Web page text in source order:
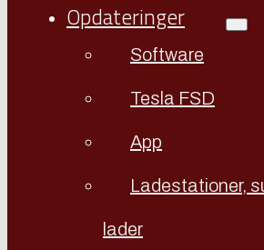
Opdateringer
Software
Tesla FSD
App
Ladestationer,
lader